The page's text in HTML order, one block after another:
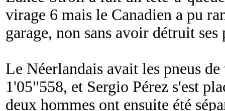
virage 6 mais le Canadien a pu
garage, non sans avoir détruit ses
Le Néerlandais avait les pneus
1'05"558, et Sergio Pérez s'est
deux hommes ont ensuite été